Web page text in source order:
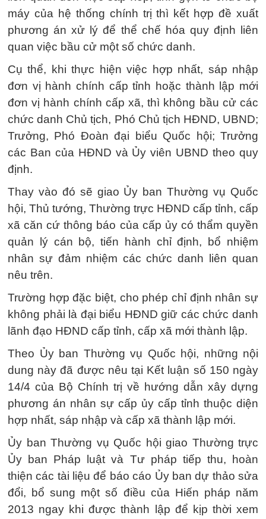
máy của hệ thống chính trị thì kết hợp đề xuất
phương án xử lý để thể chế hóa quy định liên
quan việc bầu cử một số chức danh.
Cụ thể, khi thực hiện việc hợp nhất, sáp nhập
đơn vị hành chính cấp tỉnh hoặc thành lập mới
đơn vị hành chính cấp xã, thì không bầu cử các
chức danh Chủ tịch, Phó Chủ tịch HĐND, UBND;
Trưởng, Phó Đoàn đại biểu Quốc hội; Trưởng
các Ban của HĐND và Ủy viên UBND theo quy
định.
Thay vào đó sẽ giao Ủy ban Thường vụ Quốc
hội, Thủ tướng, Thường trực HĐND cấp tỉnh, cấp
xã căn cứ thông báo của cấp ủy có thẩm quyền
quản lý cán bộ, tiến hành chỉ định, bổ nhiệm
nhân sự đảm nhiệm các chức danh liên quan
nêu trên.
Trường hợp đặc biệt, cho phép chỉ định nhân sự
không phải là đại biểu HĐND giữ các chức danh
lãnh đạo HĐND cấp tỉnh, cấp xã mới thành lập.
Theo Ủy ban Thường vụ Quốc hội, những nội
dung này đã được nêu tại Kết luận số 150 ngày
14/4 của Bộ Chính trị về hướng dẫn xây dựng
phương án nhân sự cấp ủy cấp tỉnh thuộc diện
hợp nhất, sáp nhập và cấp xã thành lập mới.
Ủy ban Thường vụ Quốc hội giao Thường trực
Ủy ban Pháp luật và Tư pháp tiếp thu, hoàn
thiện các tài liệu để báo cáo Ủy ban dự thảo sửa
đổi, bổ sung một số điều của Hiến pháp năm
2013 ngay khi được thành lập để kịp thời xem